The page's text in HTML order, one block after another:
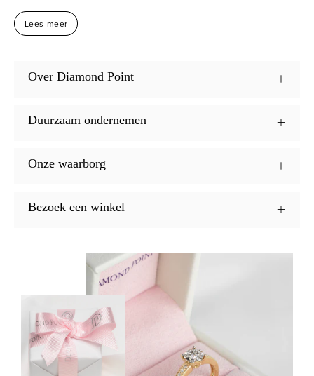
Lees meer
Over Diamond Point
Duurzaam ondernemen
Onze waarborg
Bezoek een winkel